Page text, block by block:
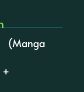
(Manga
+